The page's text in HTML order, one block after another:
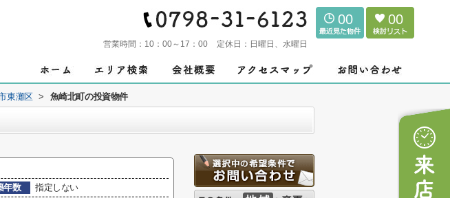
営業時間： 10：00～17：00 定休日： 日曜日、水曜日
00 00
東灘区 > 魚崎北町の投資物件
年数
指定しない